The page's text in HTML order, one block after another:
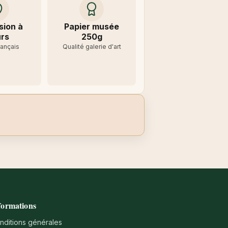
à
Papier musée
250g
Qualité galerie d'art
générales